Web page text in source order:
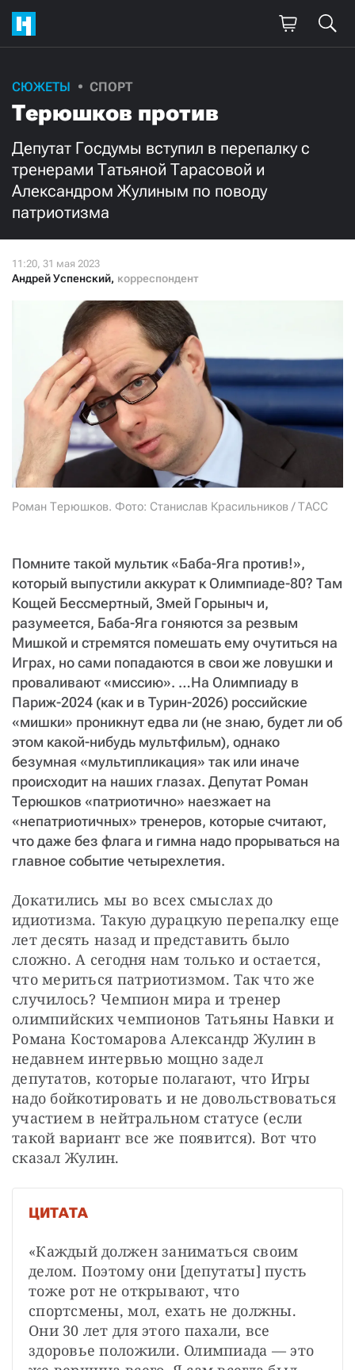
СЮЖЕТЫ СПОРТ
Терюшков против
Депутат Госдумы вступил в перепалку с
тренерами Татьяной Тарасовой и
Александром Жулиным по поводу
патриотизма
Андрей Успенский, корреспондент
Роман Терюшков. Фото: Станислав Красильников / ТАСС
Помните такой мультик «Баба-Яга против!»,
который выпустили аккурат к Олимпиаде-80? Там
Кощей Бессмертный, Змей Горыныч и,
разумеется, Баба-Яга гоняются за резвым
Мишкой и стремятся помешать ему очутиться на
Играх, но сами попадаются в свои же ловушки и
проваливают «миссию». …На Олимпиаду в
Париж-2024 (как и в Турин-2026) российские
«мишки» проникнут едва ли (не знаю, будет ли об
этом какой-нибудь мультфильм), однако
безумная «мультипликация» так или иначе
происходит на наших глазах. Депутат Роман
Терюшков «патриотично» наезжает на
«непатриотичных» тренеров, которые считают,
что даже без флага и гимна надо прорываться на
главное событие четырехлетия.
Докатились мы во всех смыслах до
идиотизма. Такую дурацкую перепалку еще
лет десять назад и представить было
сложно. А сегодня нам только и остается,
что мериться патриотизмом. Так что же
случилось? Чемпион мира и тренер
олимпийских чемпионов Татьяны Навки и
Романа Костомарова Александр Жулин в
недавнем интервью мощно задел
депутатов, которые полагают, что Игры
надо бойкотировать и не довольствоваться
участием в нейтральном статусе (если
такой вариант все же появится). Вот что
сказал Жулин.
ЦИТАТА
«Каждый должен заниматься своим
делом. Поэтому они [депутаты] пусть
тоже рот не открывают, что
спортсмены, мол, ехать не должны.
Они 30 лет для этого пахали, все
здоровье положили. Олимпиада — это
Поддержите
нашу работу!
Ежемесячно Разово
3000 1000
Нажимая кнопку «Стать соучастником»,
я принимаю условия и подтверждаю свое гражданство РФ
СТАТЬ СОУЧАСТНИКОМ
ПОДЕЛИТЬСЯ С ДРУЗЬЯМИ
Если у вас есть вопросы, пишите donate@novayagazeta.ruили
звоните:
+7 (929) 612-03-68